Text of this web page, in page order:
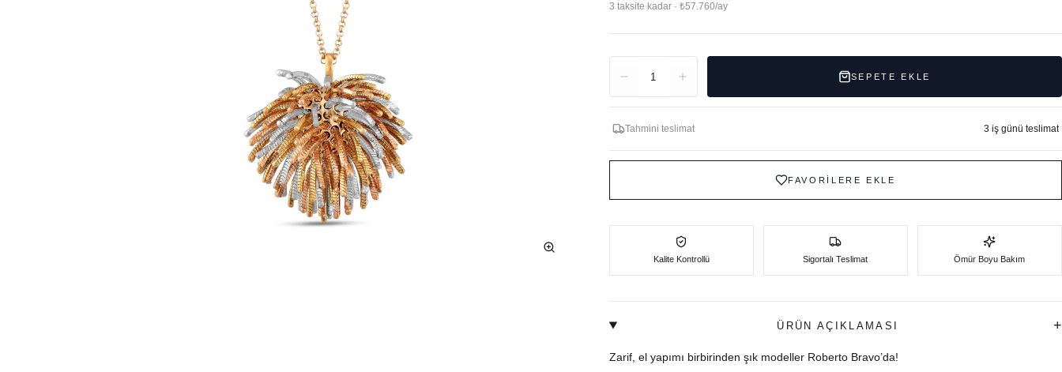
3 taksite kadar · ₺57.760/ay
1 SEPETE EKLE
Tahmini teslimat 3 iş günü teslimat
FAVORİLERE EKLE
Kalite Kontrollü Sigortalı Teslimat Ömür Boyu Bakım
ÜRÜN AÇIKLAMASI +
Zarif, el yapımı birbirinden şık modeller Roberto Bravo’da!